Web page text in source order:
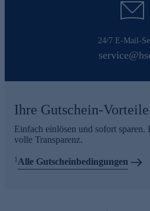
24/7 E-Mail-
Ihre Gutschein-
Einfach einlösen und sofort sparen.
volle Transparenz.
1Alle Gutscheinbedingungen